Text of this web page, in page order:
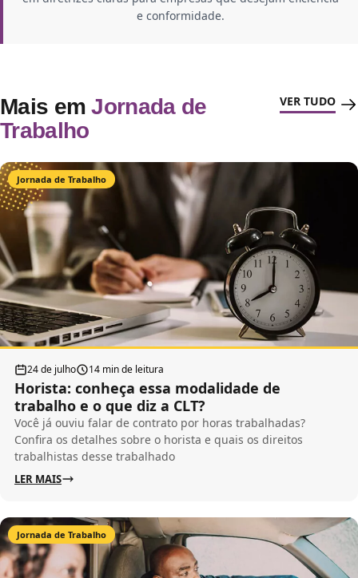
e conformidade.
Mais emJornada de
Trabalho
VER TUDO
Jornada de Trabalho
24 de julho 14 min de leitura
Horista: conheça essa modalidade de
trabalho e o que diz a CLT?
Você já ouviu falar de contrato por horas trabalhadas?
Confira os detalhes sobre o horista e quais os direitos
trabalhistas desse trabalhado
LER MAIS
Jornada de Trabalho